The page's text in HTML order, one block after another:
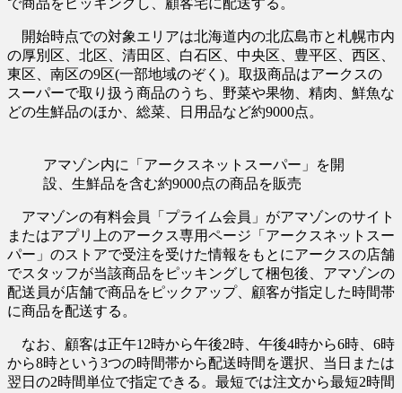
開始時点での対象エリアは北海道内の北広島市と札幌市内
の厚別区、北区、清田区、白石区、中央区、豊平区、西区、
東区、南区の9区(一部地域のぞく)。取扱商品はアークスの
スーパーで取り扱う商品のうち、野菜や果物、精肉、鮮魚な
どの生鮮品のほか、総菜、日用品など約9000点。
アマゾン内に「アークスネットスーパー」を開
設、生鮮品を含む約9000点の商品を販売
アマゾンの有料会員「プライム会員」がアマゾンのサイト
またはアプリ上のアークス専用ページ「アークスネットスー
パー」のストアで受注を受けた情報をもとにアークスの店舗
でスタッフが当該商品をピッキングして梱包後、アマゾンの
配送員が店舗で商品をピックアップ、顧客が指定した時間帯
に商品を配送する。
なお、顧客は正午12時から午後2時、午後4時から6時、6時
から8時という3つの時間帯から配送時間を選択、当日または
翌日の2時間単位で指定できる。最短では注文から最短2時間